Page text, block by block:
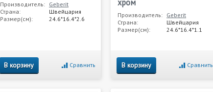
Производитель: Geberit
Страна:
Швейцария
Размер(см):
24.6*16.4*2.6
В корзину Сравнить
хром
Производитель: Geberit
Страна:
Швейцария
Размер(см):
24.6*16.4*1.1
В корзину Сравнить